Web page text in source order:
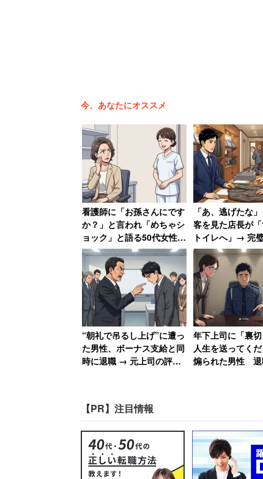
ほかに、遠方の人を招待するときは
払えない場合は先に知らせておくべ
結婚式は、友情度と金
それにしても、「交通費を出せない
うレスの多かったこと）で恩着せが
う主張。投稿者の金銭感覚はハッキ
と悲しくもなります。
近年結婚式を挙げないカップルが増え
たくないなどがあるようですが、金
せん。そう考えると、ここまで極端
ギスしてしまうケースは他にもあるか
ど、様々なことが試される機会のよう
今、あなたにオススメ
看護師に「お孫さんにです
か？」と言われ「めちゃシ
ョック」と語る50代女性
バツイチ独身・子なしなの
に「私おばあちゃんに見え
たの？」
「あ、逃げたな
客を見た店長が
トイレへ」→ 完
した男性、店長
ヤ”に呆れ果てる
“朝礼で吊るし上げ”に遭っ
た男性、ボーナス支給と同
時に退職 → 元上司の評価
年下上司に「裏
人生を送ってく
煽られた男性 退
【PR】注目情報